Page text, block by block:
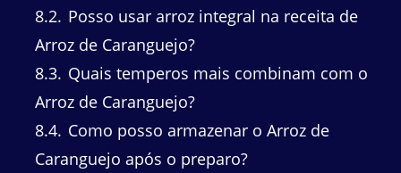
8.2 Posso usar arroz integral na receita de
Arroz de Caranguejo?
8.3 Quais temperos mais combinam com o
Arroz de Caranguejo?
8.4 Como posso armazenar o Arroz de
Caranguejo após o preparo?